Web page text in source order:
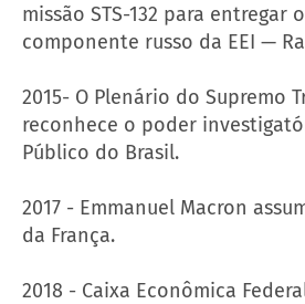
missão STS-132 para entregar
componente russo da EEI —
2015- O Plenário do Supremo
reconhece o poder
Público do Brasil.
2017 - Emmanuel Macron
da França.
2018 - Caixa Econômica